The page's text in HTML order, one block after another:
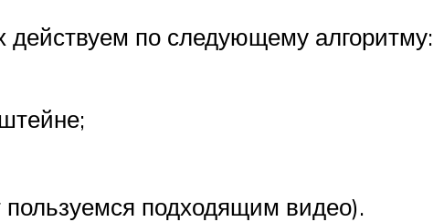
по следующему алгоритму:
пользуемся подходящим видео).